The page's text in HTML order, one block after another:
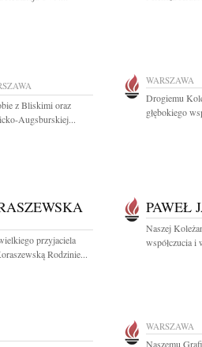
z Bliskimi oraz
Augsburskiej...
WARSZAWA
Drogiemu
głębokiego
przyjaciela
Rodzinie...
PAWEŁ
Naszej
współczucia i
WARSZAWA
Naszemu